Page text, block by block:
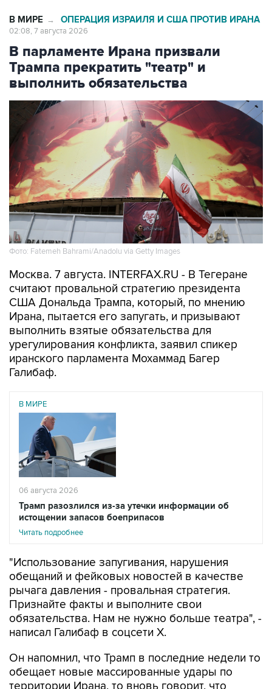
В МИРЕ → ОПЕРАЦИЯ ИЗРАИЛЯ И США ПРОТИВ ИРАНА
02:08, 7 августа 2026
В парламенте Ирана призвали
Трампа прекратить "театр" и
выполнить обязательства
Фото: Fatemeh Bahrami/Anadolu via Getty Images
Москва. 7 августа. INTERFAX.RU - В Тегеране
считают провальной стратегию президента
США Дональда Трампа, который, по мнению
Ирана, пытается его запугать, и призывают
выполнить взятые обязательства для
урегулирования конфликта, заявил спикер
иранского парламента Мохаммад Багер
Галибаф.
В МИРЕ
06 августа 2026
Трамп разозлился из-за утечки информации об
истощении запасов боеприпасов
Читать подробнее
"Использование запугивания, нарушения
обещаний и фейковых новостей в качестве
рычага давления - провальная стратегия.
Признайте факты и выполните свои
обязательства. Нам не нужно больше театра", -
написал Галибаф в соцсети X.
Он напомнил, что Трамп в последние недели то
обещает новые массированные удары по